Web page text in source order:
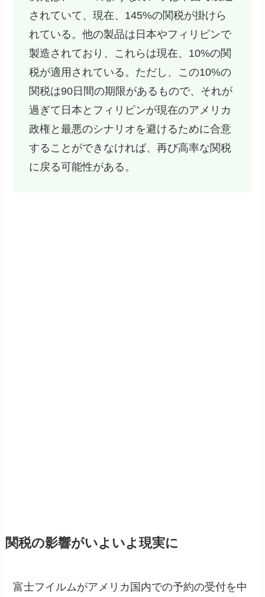
されていて、現在、145%の関税が掛けら
れている。他の製品は日本やフィリピンで
製造されており、これらは現在、10%の関
税が適用されている。ただし、この10%の
関税は90日間の期限があるもので、それが
過ぎて日本とフィリピンが現在のアメリカ
政権と最悪のシナリオを避けるために合意
することができなければ、再び高率な関税
に戻る可能性がある。
関税の影響がいよいよ現実に
富士フイルムがアメリカ国内での予約の受付を中